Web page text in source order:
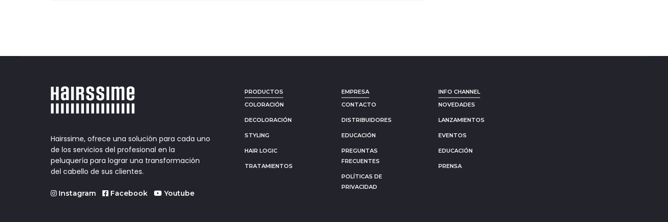
Hairssime, ofrece una solución para cada uno
de los servicios del profesional en la
peluquería para lograr una transformación
del cabello de sus clientes.
Instagram Facebook Youtube
PRODUCTOS
COLORACIÓN
DECOLORACIÓN
STYLING
HAIR LOGIC
TRATAMIENTOS
EMPRESA
CONTACTO
DISTRIBUIDORES
EDUCACIÓN
PREGUNTAS
FRECUENTES
POLÍTICAS DE
PRIVACIDAD
INFO CHANNEL
NOVEDADES
LANZAMIENTOS
EVENTOS
EDUCACIÓN
PRENSA